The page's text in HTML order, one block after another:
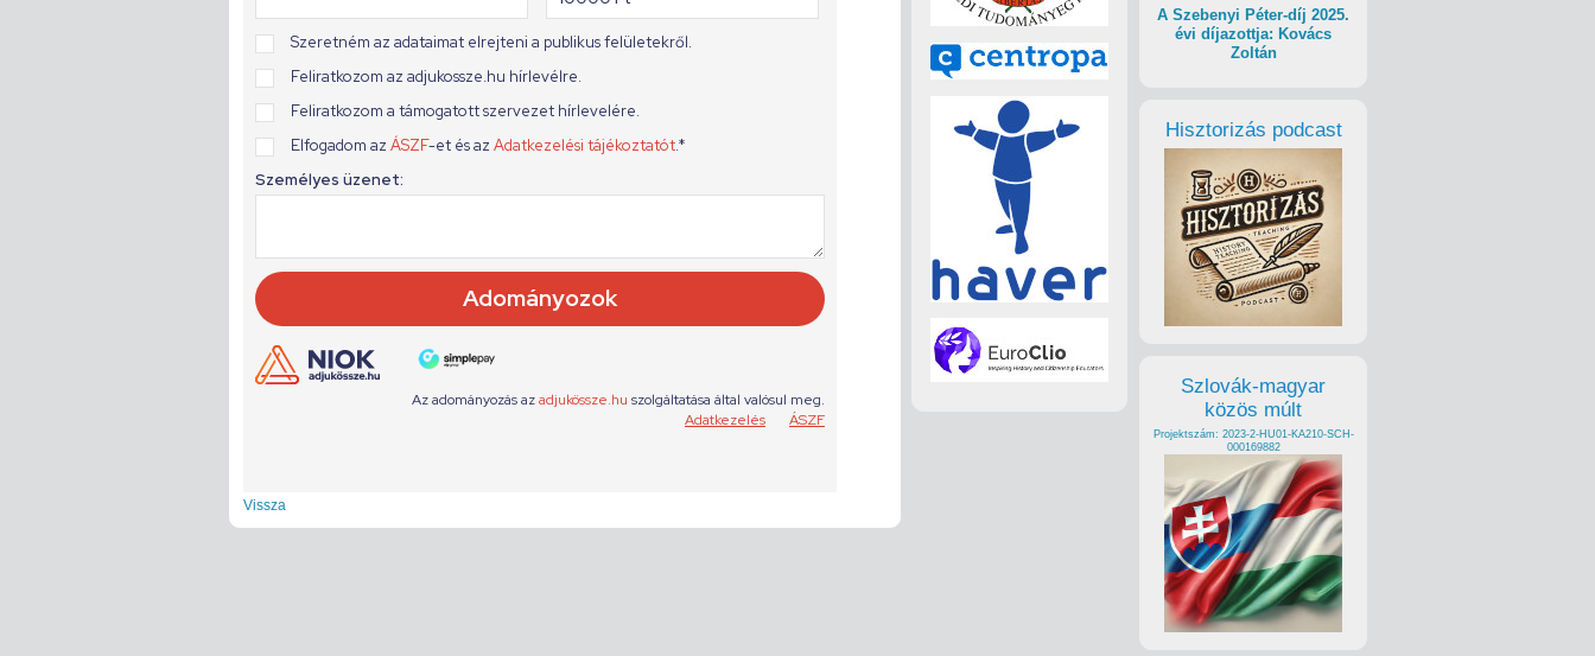
Vissza
A Szebenyi Péter-díj 2025.
évi díjazottja: Kovács
Zoltán
Hisztorizás podcast
Szlovák-magyar
közös múlt
Projektszám: 2023-2-HU01-KA210-SCH-
000169882